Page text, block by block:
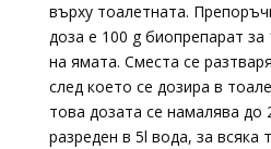
върху тоалетната.
доза е 100 g биопрепарат за
на ямата. Сместа се
след което се дозира в
това дозата се намалява до
разреден в 5l вода, за всяка